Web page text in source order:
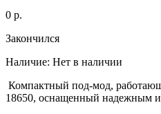
0 р.
Закончился
Наличие: Нет в наличии
Компактный под-мод,
18650, оснащенный надежным и